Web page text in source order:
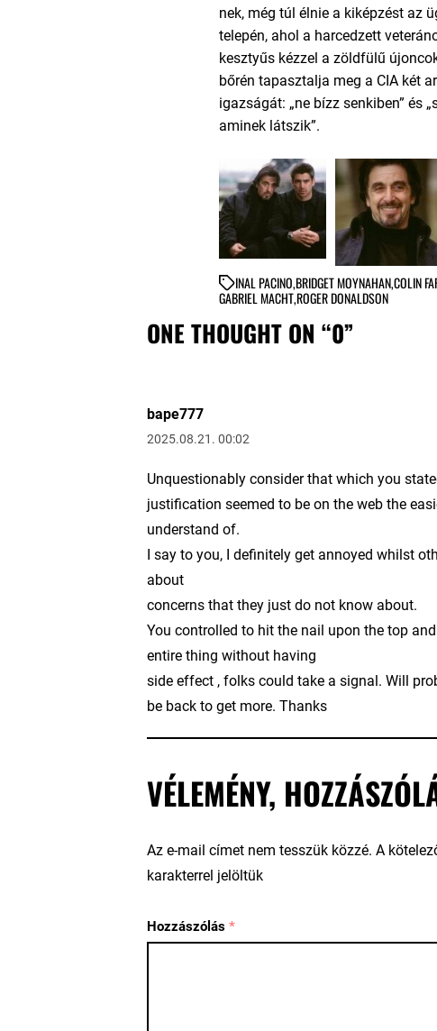
nek, még túl élnie a kiképzést az
telepén, ahol a harcedzett
kesztyűs kézzel a zöldfülű
bőrén tapasztalja meg a CIA két
igazságát: „ne bízz senkiben” és
aminek látszik”.
INAL PACINO,BRIDGET MOYNAHAN,COLIN
GABRIEL MACHT,ROGER DONALDSON
ONE THOUGHT ON “0”
bape777
2025.08.21. 00:02
Unquestionably consider that which you
justification seemed to be on the web the
understand of.
I say to you, I definitely get annoyed whilst
about
concerns that they just do not know about.
You controlled to hit the nail upon the top
entire thing without having
side effect , folks could take a signal. Will
be back to get more. Thanks
VÉLEMÉNY,
Az e-mail címet nem tesszük közzé. A
karakterrel jelöltük
Hozzászólás *